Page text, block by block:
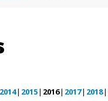
2014 2015 2016 2017 2018